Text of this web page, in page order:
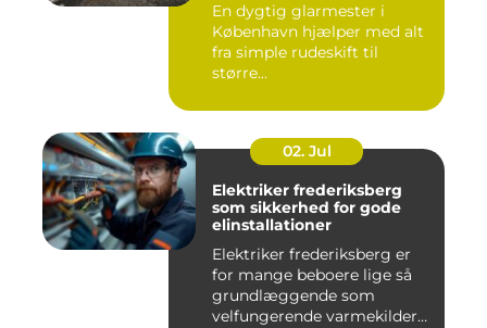
En dygtig glarmester i
København hjælper med alt
fra simple rudeskift til
større...
02. Jul
Elektriker frederiksberg
som sikkerhed for gode
elinstallationer
Elektriker frederiksberg er
for mange beboere lige så
grundlæggende som
velfungerende varmekilder